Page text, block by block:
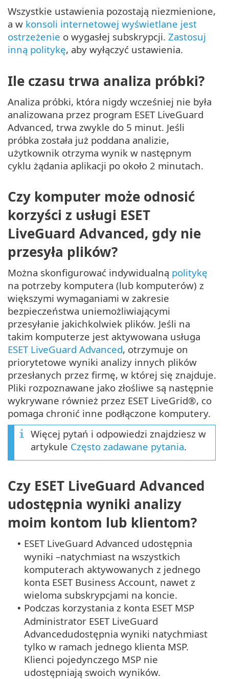
Wszystkie ustawienia pozostają niezmienione,
a w konsoli internetowej wyświetlane jest
ostrzeżenie o wygasłej subskrypcji. Zastosuj
inną politykę, aby wyłączyć ustawienia.
Ile czasu trwa analiza próbki?
Analiza próbki, która nigdy wcześniej nie była
analizowana przez program ESET LiveGuard
Advanced, trwa zwykle do 5 minut. Jeśli
próbka została już poddana analizie,
użytkownik otrzyma wynik w następnym
cyklu żądania aplikacji po około 2 minutach.
Czy komputer może odnosić
korzyści z usługi ESET
LiveGuard Advanced, gdy nie
przesyła plików?
Można skonfigurować indywidualną politykę
na potrzeby komputera (lub komputerów) z
większymi wymaganiami w zakresie
bezpieczeństwa uniemożliwiającymi
przesyłanie jakichkolwiek plików. Jeśli na
takim komputerze jest aktywowana usługa
ESET LiveGuard Advanced, otrzymuje on
priorytetowe wyniki analizy innych plików
przesłanych przez firmę, w której się znajduje.
Pliki rozpoznawane jako złośliwe są następnie
wykrywane również przez ESET LiveGrid®, co
pomaga chronić inne podłączone komputery.
Więcej pytań i odpowiedzi znajdziesz w
artykule Często zadawane pytania.
Czy ESET LiveGuard Advanced
udostępnia wyniki analizy
moim kontom lub klientom?
• ESET LiveGuard Advanced udostępnia
wyniki –natychmiast na wszystkich
komputerach aktywowanych z jednego
konta ESET Business Account, nawet z
wieloma subskrypcjami na koncie.
• Podczas korzystania z konta ESET MSP
Administrator ESET LiveGuard
Advancedudostępnia wyniki natychmiast
tylko w ramach jednego klienta MSP.
Klienci pojedynczego MSP nie
udostępniają swoich wyników.